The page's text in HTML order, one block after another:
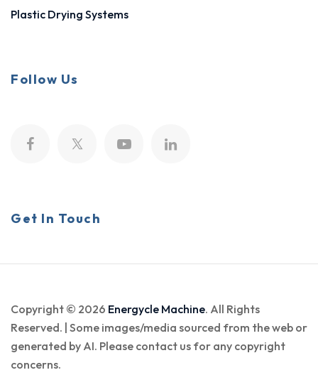
Plastic Drying Systems
Follow Us
Get In Touch
Copyright © 2026 Energycle Machine. All Rights
Reserved. | Some images/media sourced from the web or
generated by AI. Please contact us for any copyright
concerns.